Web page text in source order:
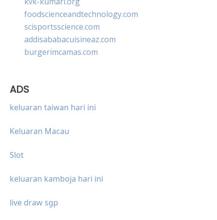
foodscienceandtechnology.com
scisportsscience.com
addisababacuisineaz.com
burgerimcamas.com
ADS
keluaran taiwan hari ini
Keluaran Macau
Slot
keluaran kamboja hari ini
live draw sgp